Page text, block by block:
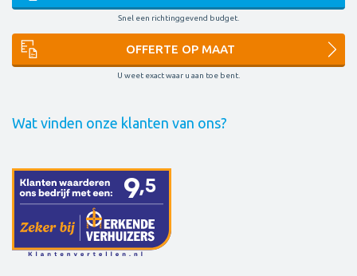
Snel een richtinggevend budget.
OFFERTE OP MAAT
U weet exact waar u aan toe bent.
Wat vinden onze klanten van ons?